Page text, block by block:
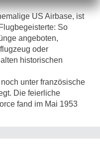
US Airbase, ist
So
angeboten,
oder
historischen
unter französische
Die feierliche
fand im Mai 1953